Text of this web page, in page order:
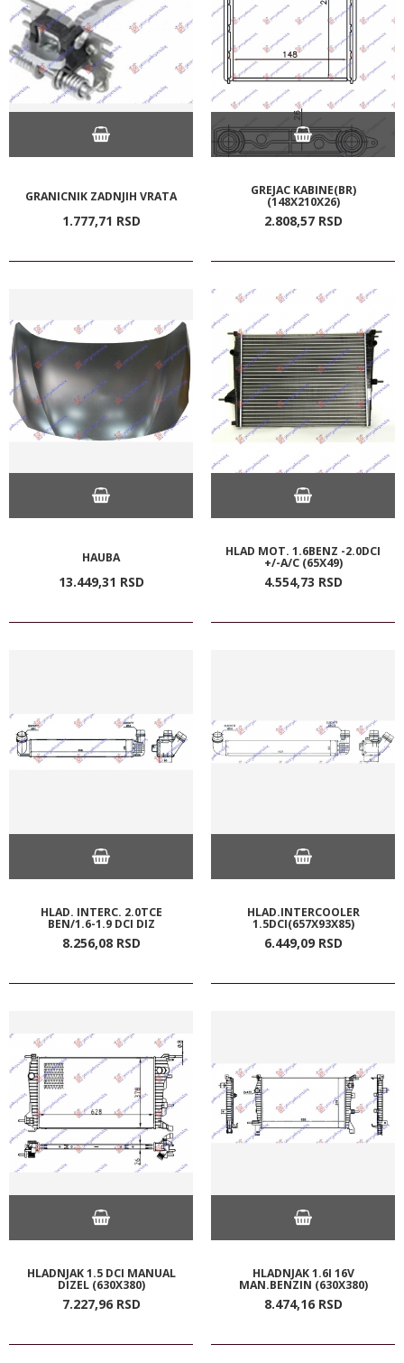
GRANICNIK ZADNJIH VRATA
1.777,71 RSD
GREJAC KABINE(BR)
(148X210X26)
2.808,57 RSD
HAUBA
13.449,31 RSD
HLAD MOT. 1.6BENZ -2.0DCI
+/-A/C (65X49)
4.554,73 RSD
HLAD. INTERC. 2.0TCE
BEN/1.6-1.9 DCI DIZ
8.256,08 RSD
HLAD.INTERCOOLER
1.5DCI(657X93X85)
6.449,09 RSD
HLADNJAK 1.5 DCI MANUAL
DIZEL (630X380)
7.227,96 RSD
HLADNJAK 1.6I 16V
MAN.BENZIN (630X380)
8.474,16 RSD